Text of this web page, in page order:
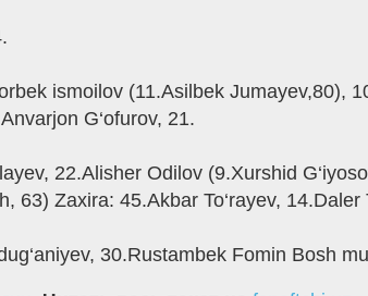
ismoilov (11.Asilbek Jumayev,80),
G‘ofurov, 21.
22.Alisher Odilov (9.Xurshid
63) Zaxira: 45.Akbar To‘rayev, 14.Daler
30.Rustambek Fomin Bosh